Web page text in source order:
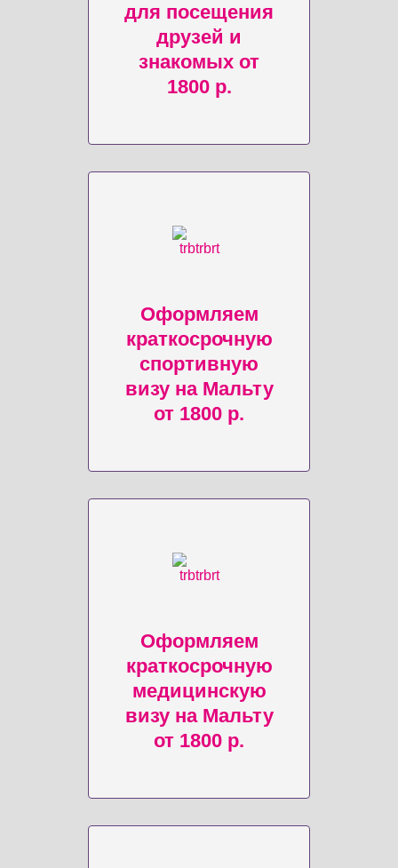
для посещения
друзей и
знакомых от
1800 р.
Оформляем
краткосрочную
спортивную
визу на Мальту
от 1800 р.
Оформляем
краткосрочную
медицинскую
визу на Мальту
от 1800 р.